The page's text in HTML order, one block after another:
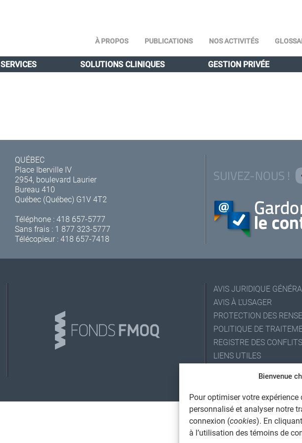
Bienvenue
Pour optimiser votre
personnalisé et analyser notre
connexion (cookies). En
à l’utilisation des témoins de
À PROPOS PUBLICATIONS NOS ACTIVITÉS
SERVICES SOLUTIONS CLINIQUES GESTION PRIVÉE
QUÉBEC
Place Iberville IV
2954, boulevard Laurier
Bureau 410
Québec (Québec) G1V 4T2
Téléphone :418 657-5777
Sans frais : 1 877 323-5777
Télécopieur : 418 657-7418
SUIVEZ-NOUS !
AVIS JURIDIQUE
AVIS À L'USAGER
PROTECTION DES
POLITIQUE DE
REGISTRE DES
LIENS UTILES
Tous droits réservés.